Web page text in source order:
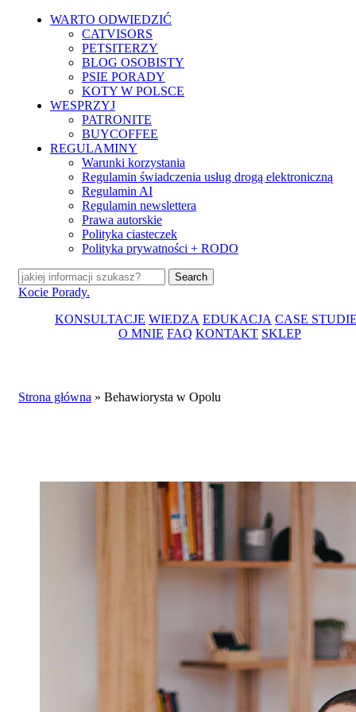
WARTO ODWIEDZIĆ
CATVISORS
PETSITERZY
BLOG OSOBISTY
PSIE PORADY
KOTY W POLSCE
WESPRZYJ
PATRONITE
BUYCOFFEE
REGULAMINY
Warunki korzystania
Regulamin świadczenia usług drogą elektroniczną
Regulamin AI
Regulamin newslettera
Prawa autorskie
Polityka ciasteczek
Polityka prywatności + RODO
Search
Close
Kocie Porady.
KONSULTACJE WIEDZA EDUKACJA CASE
O MNIE FAQ KONTAKT SKLEP
Strona główna » Behawiorysta w Opolu